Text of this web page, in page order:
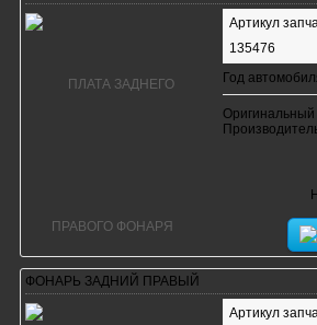
Артикул
135476
Год
ФОНАРЬ ЗАДНИЙ ПРАВЫЙ
Артикул